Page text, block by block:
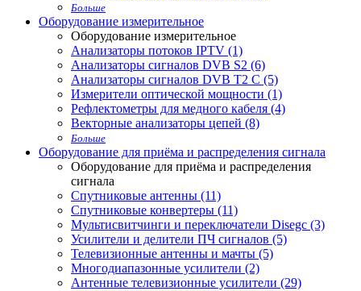
Больше
Оборудование измерительное
Оборудование измерительное
Анализаторы потоков IPTV (1)
Анализаторы сигналов DVB S2 (6)
Анализаторы сигналов DVB T2 С (5)
Измерители оптической мощности (1)
Рефлектометры для медного кабеля (4)
Векторные анализаторы цепей (8)
Больше
Оборудование для приёма и распределения сигнала
Оборудование для приёма и распределения
сигнала
Спутниковые антенны (11)
Спутниковые конвертеры (11)
Мультисвитчинги и переключатели Disegc (3)
Усилители и делители ПЧ сигналов (5)
Телевизионные антенны и мачты (5)
Многодиапазонные усилители (2)
Антенные телевизионные усилители (29)